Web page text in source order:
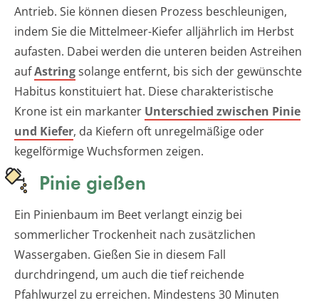
Antrieb. Sie können diesen Prozess beschleunigen,
indem Sie die Mittelmeer-Kiefer alljährlich im Herbst
aufasten. Dabei werden die unteren beiden Astreihen
aufAstringsolange entfernt, bis sich der gewünschte
Habitus konstituiert hat. Diese charakteristische
Krone ist ein markanter Unterschied zwischen Pinie
und Kiefer, da Kiefern oft unregelmäßige oder
kegelförmige Wuchsformen zeigen.
Pinie gießen
Ein Pinienbaum im Beet verlangt einzig bei
sommerlicher Trockenheit nach zusätzlichen
Wassergaben. Gießen Sie in diesem Fall
durchdringend, um auch die tief reichende
Pfahlwurzel zu erreichen. Mindestens 30 Minuten